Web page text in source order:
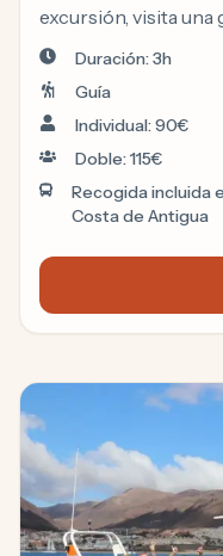
excursión, visita una
sus productos y
panorámicas del
Duración: 3h
Guía
Individual: 90€
Doble: 115€
Recogida incluida
Costa de Antigua